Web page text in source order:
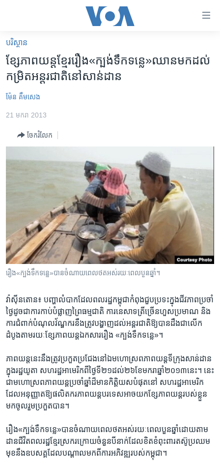
គេហទំព័រ​
ទាក់ទង
រំលង​
និង​
ចូល​
ទំព័រ​
រំលង​
សម្ព័ន្ធ​
រំលង​
និង​
ចូល​
ទំព័រ​
ស្វែង​
រក
អន្តរជាតិ
កម្ពុជាច្នៃប្រតិដ្ឋ
វិទ្យុ / ផតខាសថ៍
Khmer English
បណ្តាញ​សង្គម
ភាសា
បរិស្ថាន
ខ្សែភាពយន្ត​ខ្មែរ​រឿង​«ក្បង់​ទឹកទន្លេ»​ឈាន​មក​ដល់​
កម្រិត​អន្តរជាតិ​នៅ​សាន់ដាន
ម៉ែន គឹមសេង
21 មករា 2013
ចែករំលែក
រឿង​«ក្បង់​ទឹក​ទន្លេ»​បាន​ចំណាយ​ពេល​ថត​អស់​រយៈ​ពេល​បួន​ឆ្នាំ​។ ​
វ៉ាស៊ីនតោន៖ បញ្ហា​លំបាក​ដែល​ពលរដ្ឋ​កម្ពុជា​កំពុង​ជួប​ប្រទះក្នុង​ជីវភាព​ប្រចាំ​
ថ្ងៃដូច​ជា​ការ​កាប់​បំផ្លាញ​ព្រៃ​ធម្មជាតិ ការនេសាទត្រីច្រើន​ហួស​ប្រ​មាណ និង
ការ​ជំពាក់​បំណុល​វ័ណ្ឌ​ករនឹង​ត្រូវ​បង្ហាញដល់​អន្តរជាតិ​ឱ្យ​បាន​ដឹង​ជាលើក​
ដំបូង​តាម​រយៈ​ខ្សែភាពយន្ត​ឯកសារ​រឿង «ក្បង់​ទឹក​ទន្លេ»។
ភាពយន្ត​នេះ​នឹង​ត្រូវប្រកួត​ប្រជែង​នៅ​ឯ​មហោស្រព​ភាពយន្តទីក្រុង​សាន់​ដាន​
ក្នុង​រដ្ឋ​យូតា សហរដ្ឋ​អាមេរិក​ពីថ្ងៃ​ទី​២១​ដល់​២៦​ខែ​មករា​ឆ្នាំ​២០១៣​នេះ។​ ​នេះ​
ជា​មហោស្រព​ភាពយន្ត​ប្រចាំ​ឆ្នាំ​ដ៏​មាន​កិត្តិយស​បំផុតនៅ សហរដ្ឋ​អាមេរិក​
ដែល​អនុញ្ញាត​ឱ្យ​ផលិតករ​ភាព​យន្ត​បរទេស​អាច​យក​ខ្សែភាព​យន្ត​របស់​ខ្លួន​
មក​ចូលរួម​ប្រកួត​បាន។ ​
រឿង​«ក្បង់​ទឹក​ទន្លេ»​បាន​ចំណាយ​ពេល​ថត​អស់​រយៈ​ពេល​បួន​ឆ្នាំ​ដោយ​តាម​
ដាន​ជីវិត​ពលរដ្ឋខ្មែរ​ស្រករ​ក្រោយ​ចំនួន​បីនាក់​ដែល​ខិតខំ​ពុះ​ពារ​តស៊ូ​ប្រឈម​
មុខ​នឹង​ឧបសគ្គ​ដែល​បណ្តាល​មក​ពីការ​អភិវឌ្ឍ​របស់​កម្ពុជា។